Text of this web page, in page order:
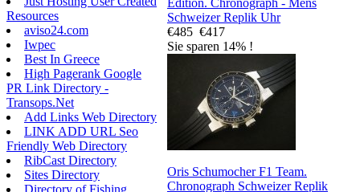
Resources
aviso24.com
Iwpec
Best In Greece
High Pagerank Google
PR Link Directory -
Transops.Net
Add Links Web Directory
LINK ADD URL Seo
Friendly Web Directory
RibCast Directory
Sites Directory
Directory of Fishing
Schweizer Replik Uhr
€485 €417
Sie sparen 14% !
Oris Schumocher F1 Team.
Chronograph Schweizer Replik